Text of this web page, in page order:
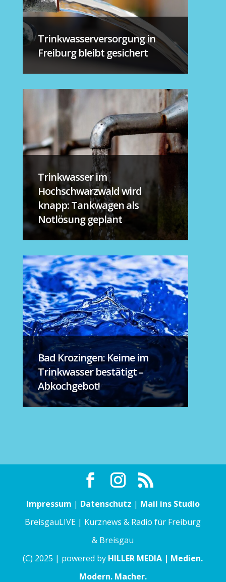
Trinkwasserversorgung in
Freiburg bleibt gesichert
Trinkwasser im
Hochschwarzwald wird
knapp: Tankwagen als
Notlösung geplant
Bad Krozingen: Keime im
Trinkwasser bestätigt –
Abkochgebot!
Impressum | Datenschutz | Mail ins Studio
BreisgauLIVE | Kurznews & Radio für Freiburg
& Breisgau
(C) 2025 | powered by HILLER MEDIA | Medien.
Modern. Macher.